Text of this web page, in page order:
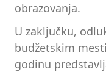
obrazovanja.
U zaključku,
budžetskim
godinu